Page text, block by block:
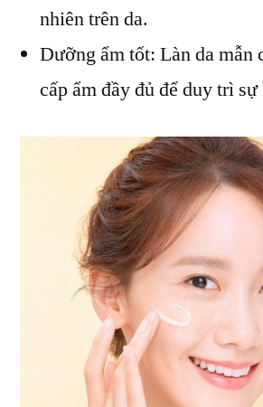
nhiên trên da.
Dưỡng ẩm tốt: Làn da mẫn
cấp ẩm đầy đủ để duy trì sự